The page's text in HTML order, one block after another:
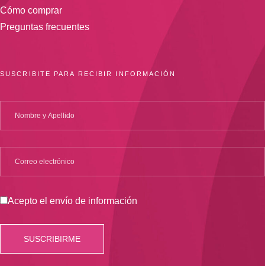
Cómo comprar
Preguntas frecuentes
SUSCRIBITE PARA RECIBIR INFORMACIÓN
Acepto el envío de información